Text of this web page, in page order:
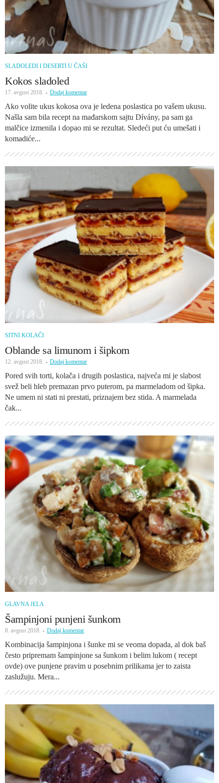
SLADOLEDI I DESERTI U ČAŠI
Kokos sladoled
17. avgust 2018. Dodaj komentar
Ako volite ukus kokosa ova je ledena poslastica po vašem ukusu.
Našla sam bila recept na mađarskom sajtu Dívány, pa sam ga
malčice izmenila i dopao mi se rezultat. Sledeći put ću umešati i
komadiće...
SITNI KOLAČI
Oblande sa limunom i šipkom
12. avgust 2018. Dodaj komentar
Pored svih torti, kolača i drugih poslastica, najveća mi je slabost
svež beli hleb premazan prvo puterom, pa marmeladom od šipka.
Ne umem ni stati ni prestati, priznajem bez stida. A marmelada
čak...
GLAVNA JELA
Šampinjoni punjeni šunkom
8. avgust 2018. Dodaj komentar
Kombinacija šampinjona i šunke mi se veoma dopada, al dok baš
često pripremam šampinjone sa šunkom i belim lukom ( recept
ovde) ove punjene pravim u posebnim prilikama jer to zaista
zaslužuju. Mera...